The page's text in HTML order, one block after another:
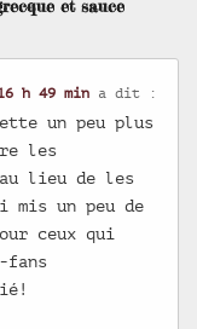
et sauce
h 49 min a dit :
un peu plus
les
lieu de les
un peu de
ceux qui
fans